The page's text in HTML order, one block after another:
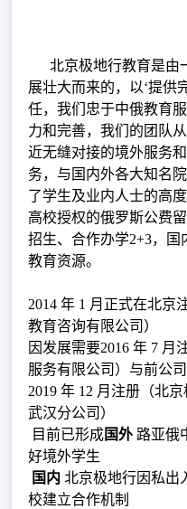
北京极地行教育是由
展壮大而来的，以‘提供
任，我们忠于中俄教育
力和完善，我们的团队
近无缝对接的境外服务
务，与国内外各大知名
了学生及业内人士的高
高校授权的俄罗斯公费
招生、合作办学2+3，
教育资源。
2014 年 1 月正式在北京
教育咨询有限公司）
因发展需要2016 年 7 月
服务有限公司）与前公司
2019 年 12 月注册（北
武汉分公司）
目前已形成国外 路亚俄
好境外学生
国内 北京极地行因私出
校建立合作机制